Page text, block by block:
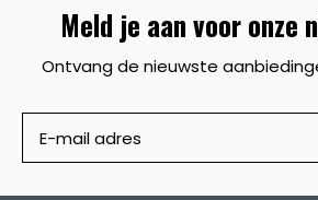
Meld je aan voor onze
Ontvang de nieuwste